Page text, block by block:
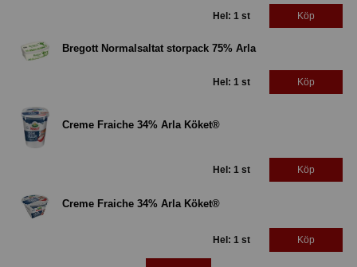
Hel: 1 st Köp
Bregott Normalsaltat storpack 75% Arla
Hel: 1 st Köp
Creme Fraiche 34% Arla Köket®
Hel: 1 st Köp
Creme Fraiche 34% Arla Köket®
Hel: 1 st Köp